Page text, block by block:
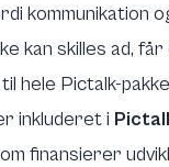
kommunikation
kan skilles ad,
hele Pictalk-
inkluderet i
finansierer